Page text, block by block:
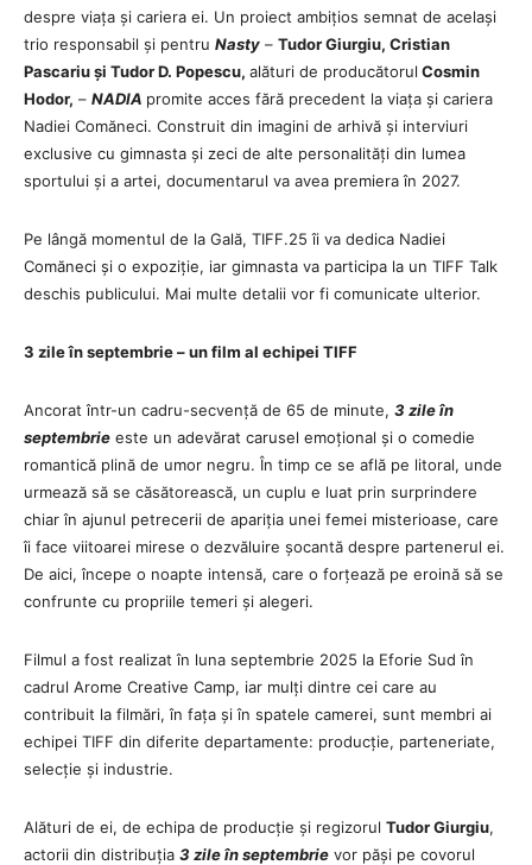
despre viața și cariera ei. Un proiect ambițios semnat de același
trio responsabil și pentru Nasty – Tudor Giurgiu, Cristian
Pascariu și Tudor D. Popescu, alături de producătorul Cosmin
Hodor, – NADIA promite acces fără precedent la viața și cariera
Nadiei Comăneci. Construit din imagini de arhivă și interviuri
exclusive cu gimnasta și zeci de alte personalități din lumea
sportului și a artei, documentarul va avea premiera în 2027.
Pe lângă momentul de la Gală, TIFF.25 îi va dedica Nadiei
Comăneci și o expoziție, iar gimnasta va participa la un TIFF Talk
deschis publicului. Mai multe detalii vor fi comunicate ulterior.
3 zile în septembrie – un film al echipei TIFF
Ancorat într-un cadru-secvență de 65 de minute, 3 zile în
septembrie este un adevărat carusel emoțional și o comedie
romantică plină de umor negru. În timp ce se află pe litoral, unde
urmează să se căsătorească, un cuplu e luat prin surprindere
chiar în ajunul petrecerii de apariția unei femei misterioase, care
îi face viitoarei mirese o dezvăluire șocantă despre partenerul ei.
De aici, începe o noapte intensă, care o forțează pe eroină să se
confrunte cu propriile temeri și alegeri.
Filmul a fost realizat în luna septembrie 2025 la Eforie Sud în
cadrul Arome Creative Camp, iar mulți dintre cei care au
contribuit la filmări, în fața și în spatele camerei, sunt membri ai
echipei TIFF din diferite departamente: producție, parteneriate,
selecție și industrie.
Alături de ei, de echipa de producție și regizorul Tudor Giurgiu,
actorii din distribuția 3 zile în septembrie vor păși pe covorul